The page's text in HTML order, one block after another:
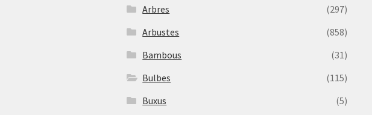
Arbres
(297)
Arbustes
(858)
Bambous
(31)
Bulbes
(115)
Buxus
(5)